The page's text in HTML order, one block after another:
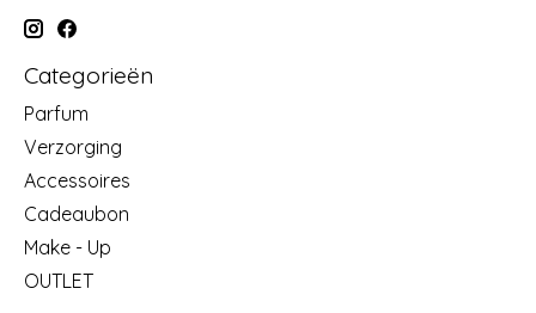
Categorieën
Parfum
Verzorging
Accessoires
Cadeaubon
Make - Up
OUTLET